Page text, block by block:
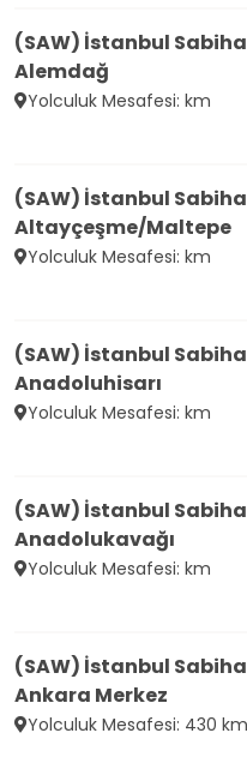
(SAW) İstanbul
Alemdağ
Yolculuk Mesafesi: km
(SAW) İstanbul
Altayçeşme/Maltepe
Yolculuk Mesafesi: km
(SAW) İstanbul
Anadoluhisarı
Yolculuk Mesafesi: km
(SAW) İstanbul
Anadolukavağı
Yolculuk Mesafesi: km
(SAW) İstanbul
Ankara Merkez
Yolculuk Mesafesi: 430 km